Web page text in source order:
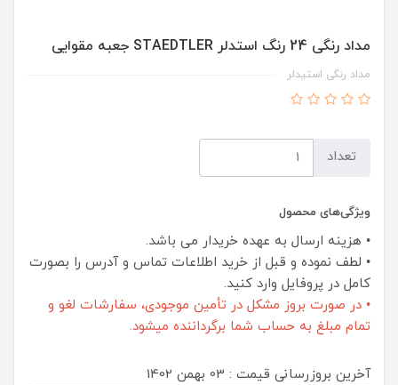
مداد رنگی 24 رنگ استدلر STAEDTLER جعبه مقوایی
مداد رنگی استیدلر
تعداد
ویژگی‌های محصول
• هزینه ارسال به عهده خریدار می باشد.
• لطف نموده و قبل از خرید اطلاعات تماس و آدرس را بصورت
کامل در پروفایل وارد کنید.
• در صورت بروز مشکل در تأمین موجودی، سفارشات لغو و
تمام مبلغ به حساب شما برگرداننده میشود.
آخرین بروزرسانی قیمت : 03 بهمن 1402